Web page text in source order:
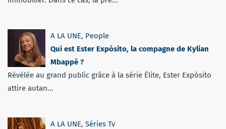
A LA UNE, People
Qui est Ester Expósito, la compagne de Kylian
Mbappé ?
Révélée au grand public grâce à la série Élite, Ester Expósito
attire autan...
A LA UNE, Séries Tv